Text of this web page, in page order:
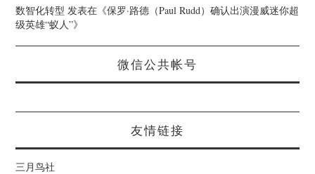
数智化转型 发表在《保罗·路德（Paul Rudd）确认出演漫威迷你超
级英雄“蚁人”》
微信公共帐号
友情链接
三月鸟社